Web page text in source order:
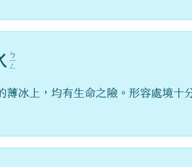
ㄅ
ㄧ
ㄥ
薄冰上，均有生命之險。形容處境十